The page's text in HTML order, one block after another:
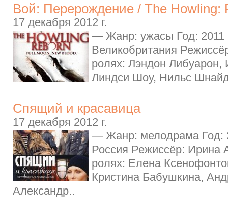
Вой: Перерождение / The Howling:
17 декабря 2012 г.
— Жанр: ужасы Год: 2011
Великобритания
ролях: Лэндон
Линдси Шоу, Нильс
Спящий и красавица
17 декабря 2012 г.
— Жанр: мелодрама Год:
Россия Режиссёр: Ирина
ролях: Елена
Кристина Бабушкина,
Александр..